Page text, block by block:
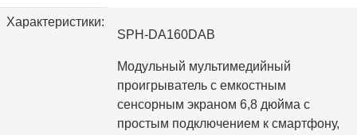
Характеристики:
SPH-DA160DAB
Модульный мультимедийный
проигрыватель с емкостным
сенсорным экраном 6,8 дюйма с
простым подключением к смартфону,